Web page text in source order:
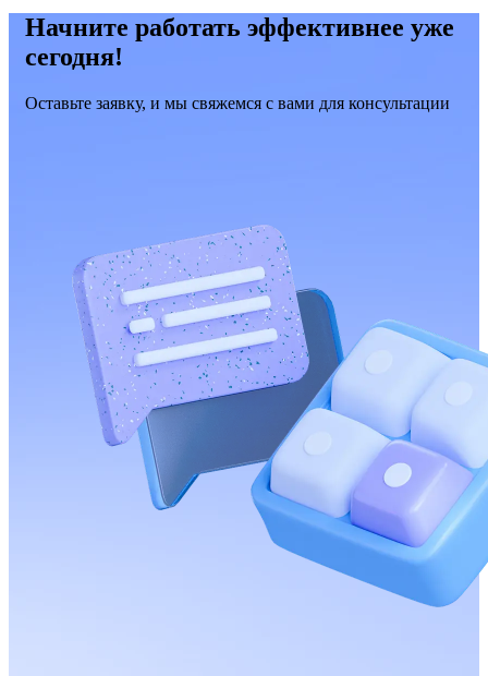
Начните работать эффективнее уже
сегодня!
Оставьте заявку, и мы свяжемся с вами для консультации